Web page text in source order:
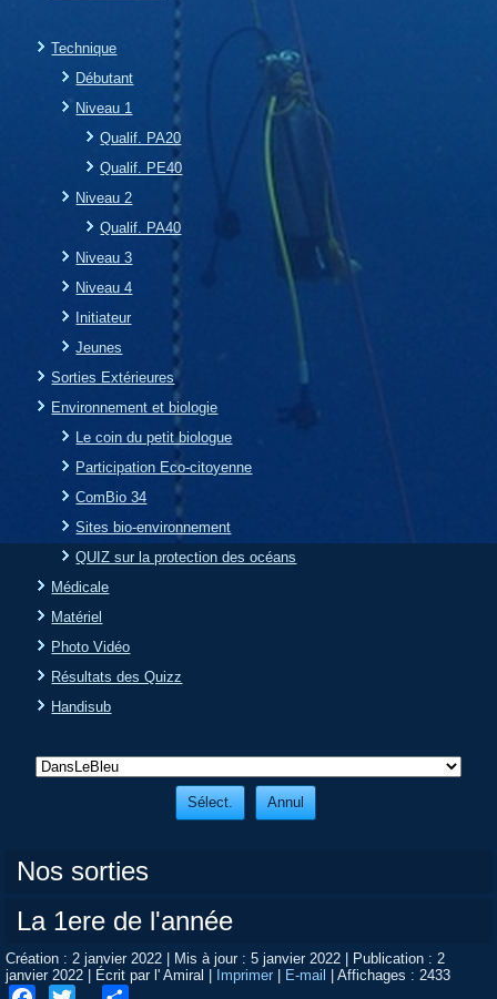
Technique
Débutant
Niveau 1
Qualif. PA20
Qualif. PE40
Niveau 2
Qualif. PA40
Niveau 3
Niveau 4
Initiateur
Jeunes
Sorties Extérieures
Environnement et biologie
Le coin du petit biologue
Participation Eco-citoyenne
ComBio 34
Sites bio-environnement
QUIZ sur la protection des océans
Médicale
Matériel
Photo Vidéo
Résultats des Quizz
Handisub
Nos sorties
La 1ere de l'année
Création : 2 janvier 2022 | Mis à jour : 5 janvier 2022 | Publication : 2
janvier 2022 | Écrit par l' Amiral | Imprimer | E-mail |Affichages : 2433